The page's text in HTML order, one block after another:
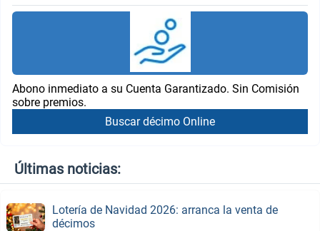
Abono inmediato a su Cuenta Garantizado. Sin Comisión
sobre premios.
Buscar décimo Online
Últimas noticias:
Lotería de Navidad 2026: arranca la venta de
décimos